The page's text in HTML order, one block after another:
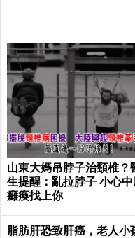
山東大媽吊脖子治頸椎？
生提醒：亂拉脖子 小心中
癱瘓找上你
脂肪肝恐致肝癌，老人